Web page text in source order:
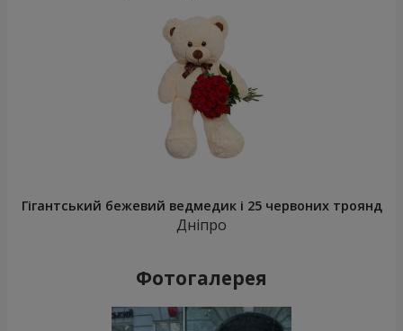
Гігантський бежевий ведмедик і 25 червоних троянд
Дніпро
Фотогалерея